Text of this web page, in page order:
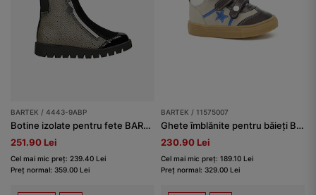
BARTEK / 4443-9ABP
Botine izolate pentru fete BARTEK 4443-9ABP, bej-negru
251.90 Lei
Cel mai mic preț: 239.40 Lei
Preț normal: 359.00 Lei
BARTEK / 11575007
Ghete îmblănite pentru băieți BARTEK 11575007 bej-maro
230.90 Lei
Cel mai mic preț: 189.10 Lei
Preț normal: 329.00 Lei